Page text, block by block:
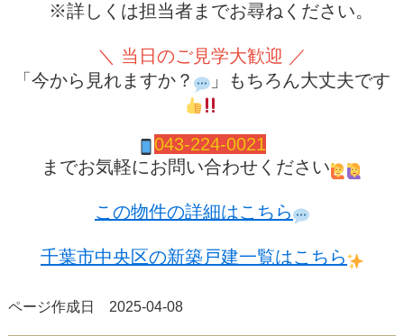
※詳しくは担当者までお尋ねください。
＼ 当日のご見学大歓迎 ／
「今から見れますか？
」もちろん大丈夫です
043-224-0021
までお気軽にお問い合わせください
この物件の詳細はこちら
千葉市中央区の新築戸建一覧はこちら
ページ作成日 2025-04-08